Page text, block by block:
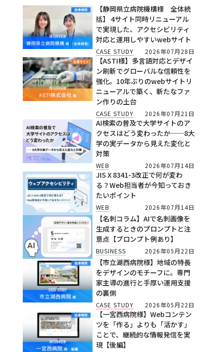
【静岡県立病院機構様 全体統
括】 4サイト同時リニューアル
で実現した、アクセシビリティ
対応と運用しやすいwebサイト
CASE STUDY 2026年07月28日
【ASTI様】多言語対応とデザイ
ン刷新でグローバルな信頼性を
強化。10年ぶりのwebサイトリ
ニューアルで築く、新たなファ
ン作りの土台
CASE STUDY 2026年07月21日
AI検索の普及で大学サイトのア
クセスはどう変わったか──8大
学の実データから見えた変化と
対策
WEB 2026年07月14日
JIS X 8341-3改正で何が変わ
る？Web担当者が今知っておき
たいポイント
WEB 2026年07月14日
【名刺コラム】AIで名刺画像を
生成するときのプロンプトと注
意点【プロンプト例あり】
BUSINESS 2026年05月22日
【市立湖西病院様】地域の特長
をデザインのモチーフに。専門
家主導の進行と手厚い運用支援
の裏側
CASE STUDY 2026年05月22日
【一宮西病院様】Webコンテン
ツを「作る」よりも「活かす」
ことで、継続的な情報発信を実
現【後編】